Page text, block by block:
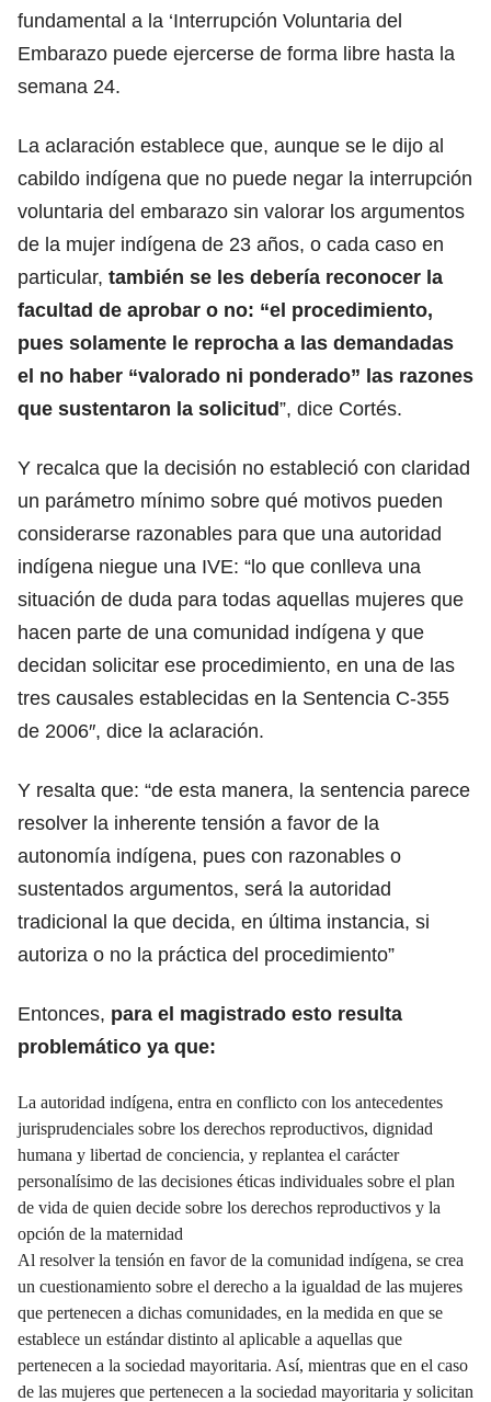
fundamental a la ‘Interrupción Voluntaria del
Embarazo puede ejercerse de forma libre hasta la
semana 24.
La aclaración establece que, aunque se le dijo al
cabildo indígena que no puede negar la interrupción
voluntaria del embarazo sin valorar los argumentos
de la mujer indígena de 23 años, o cada caso en
particular, también se les debería reconocer la
facultad de aprobar o no: “el procedimiento,
pues solamente le reprocha a las demandadas
el no haber “valorado ni ponderado” las razones
que sustentaron la solicitud”, dice Cortés.
Y recalca que la decisión no estableció con claridad
un parámetro mínimo sobre qué motivos pueden
considerarse razonables para que una autoridad
indígena niegue una IVE: “lo que conlleva una
situación de duda para todas aquellas mujeres que
hacen parte de una comunidad indígena y que
decidan solicitar ese procedimiento, en una de las
tres causales establecidas en la Sentencia C-355
de 2006″, dice la aclaración.
Y resalta que: “de esta manera, la sentencia parece
resolver la inherente tensión a favor de la
autonomía indígena, pues con razonables o
sustentados argumentos, será la autoridad
tradicional la que decida, en última instancia, si
autoriza o no la práctica del procedimiento”
Entonces, para el magistrado esto resulta
problemático ya que:
La autoridad indígena, entra en conflicto con los antecedentes
jurisprudenciales sobre los derechos reproductivos, dignidad
humana y libertad de conciencia, y replantea el carácter
personalísimo de las decisiones éticas individuales sobre el plan
de vida de quien decide sobre los derechos reproductivos y la
opción de la maternidad
Al resolver la tensión en favor de la comunidad indígena, se crea
un cuestionamiento sobre el derecho a la igualdad de las mujeres
que pertenecen a dichas comunidades, en la medida en que se
establece un estándar distinto al aplicable a aquellas que
pertenecen a la sociedad mayoritaria. Así, mientras que en el caso
de las mujeres que pertenecen a la sociedad mayoritaria y solicitan